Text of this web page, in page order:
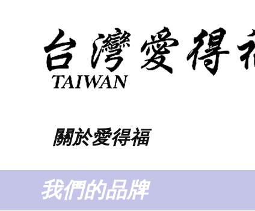
關於愛得福
我們的品牌